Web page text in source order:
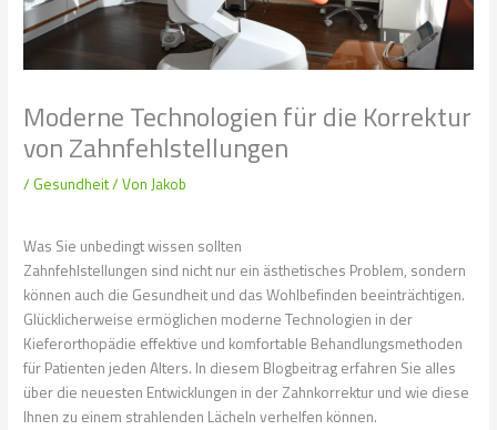
Moderne Technologien für die Korrektur
von Zahnfehlstellungen
/ Gesundheit/ Von Jakob
Was Sie unbedingt wissen sollten
Zahnfehlstellungen sind nicht nur ein ästhetisches Problem, sondern
können auch die Gesundheit und das Wohlbefinden beeinträchtigen.
Glücklicherweise ermöglichen moderne Technologien in der
Kieferorthopädie effektive und komfortable Behandlungsmethoden
für Patienten jeden Alters. In diesem Blogbeitrag erfahren Sie alles
über die neuesten Entwicklungen in der Zahnkorrektur und wie diese
Ihnen zu einem strahlenden Lächeln verhelfen können.